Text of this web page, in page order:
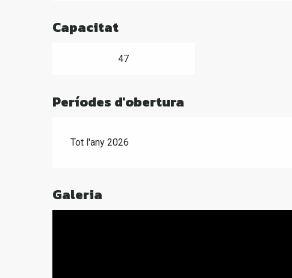
Capacitat
47
Períodes d'obertura
Tot l'any 2026
Galeria